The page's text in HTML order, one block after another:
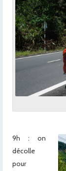
9h : on
décolle
pour